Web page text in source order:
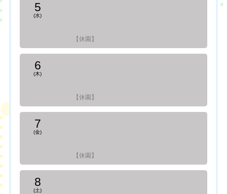
5
(水)
【休園】
6
(木)
【休園】
7
(金)
【休園】
8
(土)